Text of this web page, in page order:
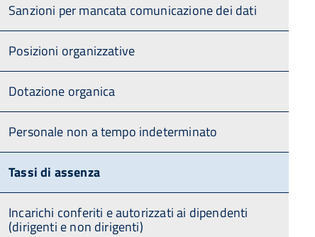
Sanzioni per mancata comunicazione dei dati
Posizioni organizzative
Dotazione organica
Personale non a tempo indeterminato
Tassi di assenza
Incarichi conferiti e autorizzati ai dipendenti
(dirigenti e non dirigenti)